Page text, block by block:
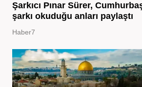
Şarkıcı Pınar Sürer,
şarkı okuduğu anları paylaştı
Haber7